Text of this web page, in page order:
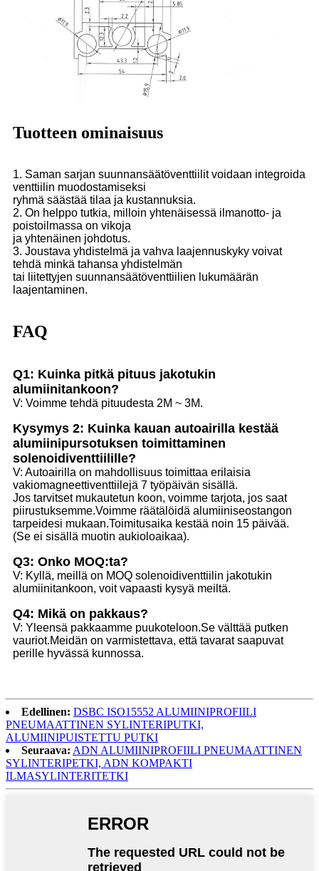
Tuotteen ominaisuus
1. Saman sarjan suunnansäätöventtiilit voidaan integroida
venttiilin muodostamiseksi
ryhmä säästää tilaa ja kustannuksia.
2. On helppo tutkia, milloin yhtenäisessä ilmanotto- ja
poistoilmassa on vikoja
ja yhtenäinen johdotus.
3. Joustava yhdistelmä ja vahva laajennuskyky voivat
tehdä minkä tahansa yhdistelmän
tai liitettyjen suunnansäätöventtiilien lukumäärän
laajentaminen.
FAQ
Q1: Kuinka pitkä pituus jakotukin
alumiinitankoon?
V: Voimme tehdä pituudesta 2M ~ 3M.
Kysymys 2: Kuinka kauan autoairilla kestää
alumiinipursotuksen toimittaminen
solenoidiventtiilille?
V: Autoairilla on mahdollisuus toimittaa erilaisia ​​
vakiomagneettiventtiilejä 7 työpäivän sisällä.
Jos tarvitset mukautetun koon, voimme tarjota, jos saat
piirustuksemme.Voimme räätälöidä alumiiniseostangon
tarpeidesi mukaan.Toimitusaika kestää noin 15 päivää.
(Se ei sisällä muotin aukioloaikaa).
Q3: Onko MOQ:ta?
V: Kyllä, meillä on MOQ solenoidiventtiilin jakotukin
alumiinitankoon, voit vapaasti kysyä meiltä.
Q4: Mikä on pakkaus?
V: Yleensä pakkaamme puukoteloon.Se välttää putken
vauriot.Meidän on varmistettava, että tavarat saapuvat
perille hyvässä kunnossa.
Edellinen: DSBC ISO15552 ALUMIINIPROFIILI
PNEUMAATTINEN SYLINTERIPUTKI,
ALUMIINIPUISTETTU PUTKI
Seuraava: ADN ALUMIINIPROFIILI PNEUMAATTINEN
SYLINTERIPETKI, ADN KOMPAKTI
ILMASYLINTERITETKI